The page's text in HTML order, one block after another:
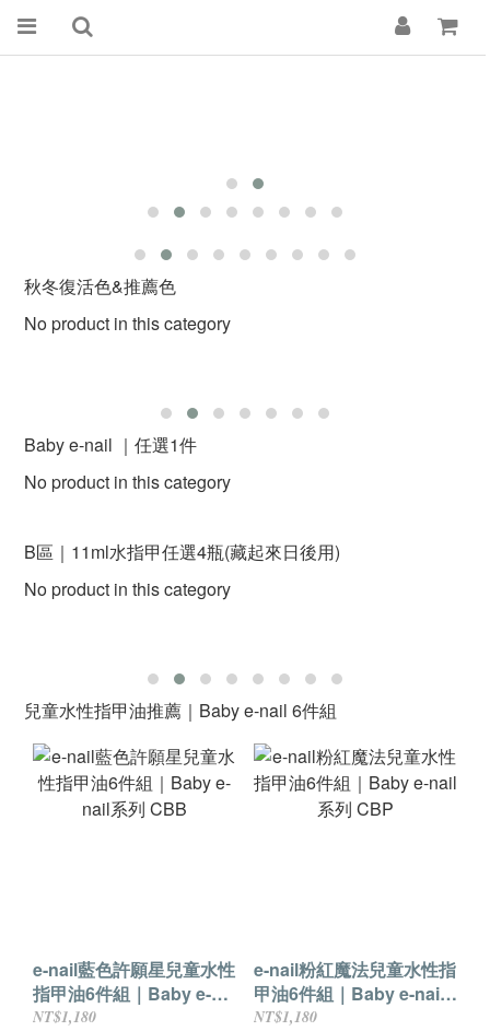
秋冬復活色&推薦色
No product in this category
Baby e-nail ｜任選1件
No product in this category
B區｜11ml水指甲任選4瓶(藏起來日後用)
No product in this category
兒童水性指甲油推薦｜Baby e-nail 6件組
e-nail藍色許願星兒童水性
指甲油6件組｜Baby e-
nail系列 CBB
NT$1,180
e-nail粉紅魔法兒童水性指
甲油6件組｜Baby e-nail
系列 CBP
NT$1,180